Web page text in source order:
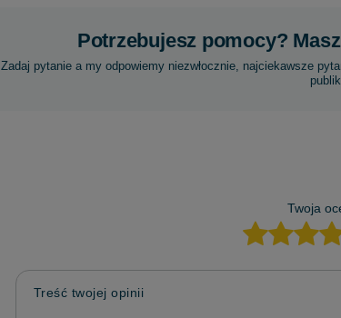
Potrzebujesz pomocy?
Zadaj pytanie a my odpowiemy niezwłocznie, najciekawsze
Twoja
Treść twojej opinii